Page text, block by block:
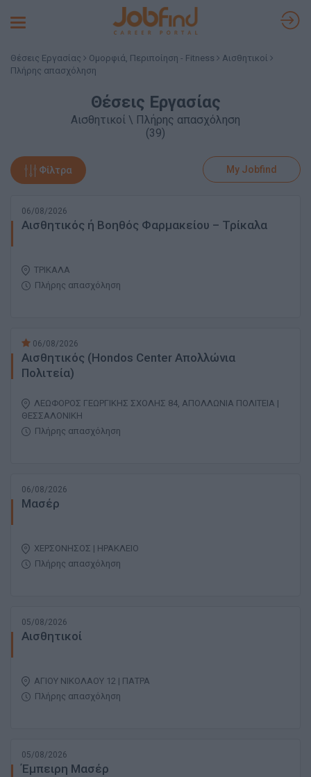
Toggle
Θέσεις Εργασίας Ομορφιά, Περιποίηση - Fitness
Αισθητικοί
Πλήρης απασχόληση
Θέσεις Εργασίας
Αισθητικοί \ Πλήρης απασχόληση
(39)
Φίλτρα My Jobfind
06/08/2026
Αισθητικός ή Βοηθός Φαρμακείου – Τρίκαλα
ΤΡΙΚΑΛΑ
Πλήρης απασχόληση
06/08/2026
Αισθητικός (Hondos Center Απολλώνια
Πολιτεία)
ΛΕΩΦΟΡΟΣ ΓΕΩΡΓΙΚΗΣ ΣΧΟΛΗΣ 84, ΑΠΟΛΛΩΝΙΑ ΠΟΛΙΤΕΙΑ |
ΘΕΣΣΑΛΟΝΙΚΗ
Πλήρης απασχόληση
06/08/2026
Μασέρ
ΧΕΡΣΟΝΗΣΟΣ | ΗΡΑΚΛΕΙΟ
Πλήρης απασχόληση
05/08/2026
Αισθητικοί
ΑΓΙΟΥ ΝΙΚΟΛΑΟΥ 12 | ΠΑΤΡΑ
Πλήρης απασχόληση
05/08/2026
Έμπειρη Μασέρ